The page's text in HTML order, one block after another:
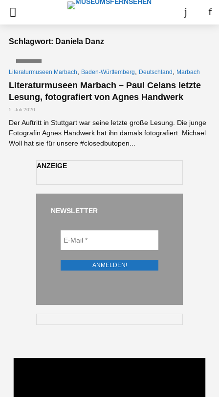
Schlagwort: Daniela Danz
Literaturmuseen Marbach Baden-Württemberg Deutschland Marbach
Literaturmuseen Marbach – Paul Celans letzte
Lesung, fotografiert von Agnes Handwerk
5. Juli 2020
Der Auftritt in Stuttgart war seine letzte große Lesung. Die junge
Fotografin Agnes Handwerk hat ihn damals fotografiert. Michael
Woll hat sie für unsere #closedbutopen...
ANZEIGE
NEWSLETTER